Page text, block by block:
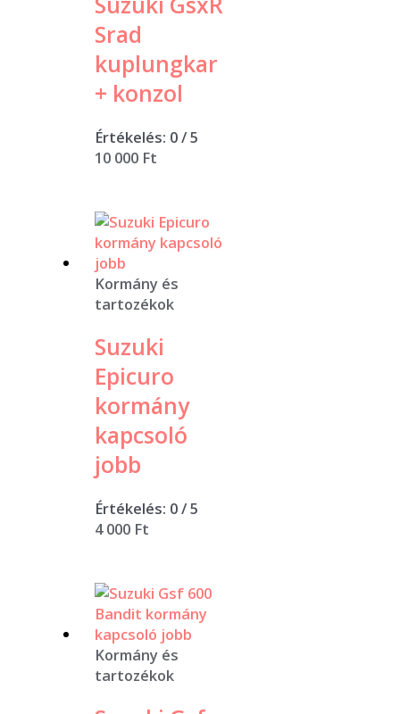
Srad
kuplungkar
+ konzol
Értékelés: 0/ 5
10 000 Ft
Kormány és
tartozékok
Suzuki
Epicuro
kormány
kapcsoló
jobb
Értékelés: 0/ 5
4 000 Ft
Kormány és
tartozékok